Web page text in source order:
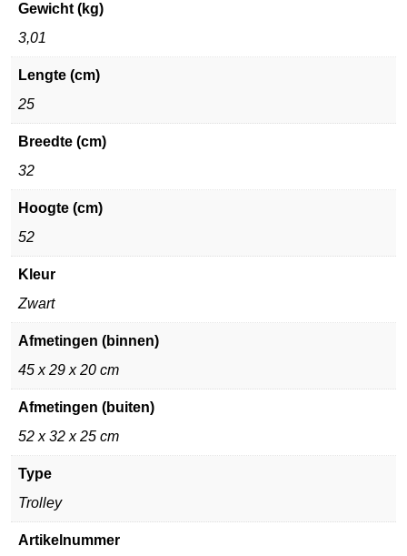
Gewicht (kg)
3,01
Lengte (cm)
25
Breedte (cm)
32
Hoogte (cm)
52
Kleur
Zwart
Afmetingen (binnen)
45 x 29 x 20 cm
Afmetingen (buiten)
52 x 32 x 25 cm
Type
Trolley
Artikelnummer